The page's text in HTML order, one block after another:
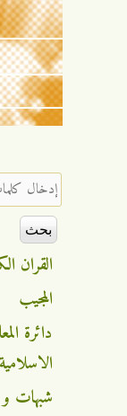
‏إدخال
القران
المجيب
دائرة
الاسلامية
شبهات